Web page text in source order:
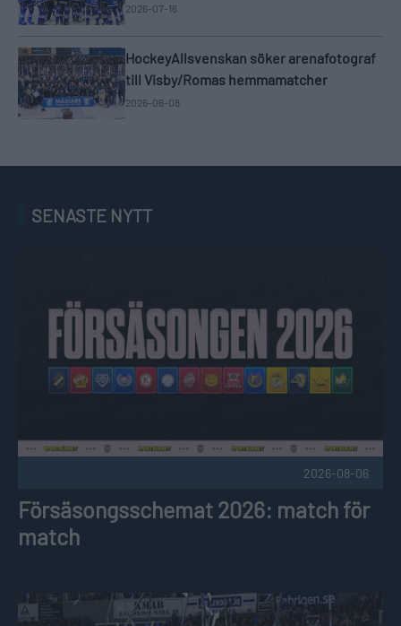
2026-07-16
HockeyAllsvenskan söker arenafotograf
till Visby/Romas hemmamatcher
2026-06-08
SENASTE NYTT
2026-08-06
Försäsongsschemat 2026: match för
match
HockeyAllsvenskan söker arenafotograf till BIK Karlskogas